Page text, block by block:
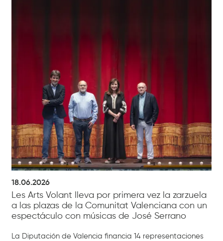
18.06.2026
Les Arts Volant lleva por primera vez la zarzuela
a las plazas de la Comunitat Valenciana con un
espectáculo con músicas de José Serrano
La Diputación de Valencia financia 14 representaciones